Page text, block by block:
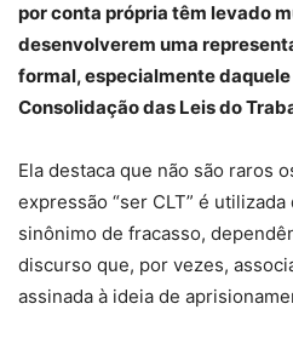
por conta própria têm levado
desenvolverem uma
formal, especialmente
Consolidação das Leis do
Ela destaca que não são raros
expressão “ser CLT” é
sinônimo de fracasso,
discurso que, por vezes,
assinada à ideia de